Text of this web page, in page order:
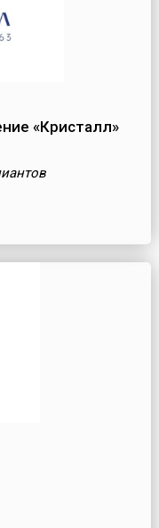
«Кристалл»